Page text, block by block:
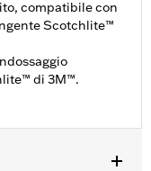
compatibile con
Scotchlite™
di 3M™.